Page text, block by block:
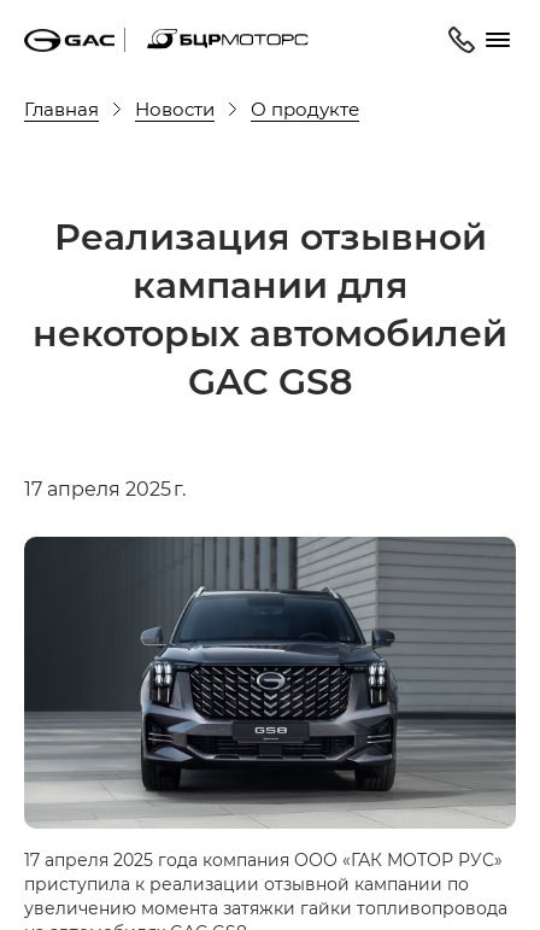
Главная Новости О продукте
Реализация отзывной
кампании для
некоторых автомобилей
GAC GS8
17 апреля 2025 г.
17 апреля 2025 года компания ООО «ГАК МОТОР РУС»
приступила к реализации отзывной кампании по
увеличению момента затяжки гайки топливопровода